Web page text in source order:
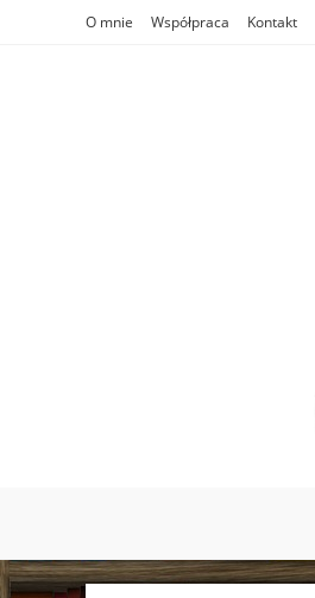
O mnie Współpraca Kontakt